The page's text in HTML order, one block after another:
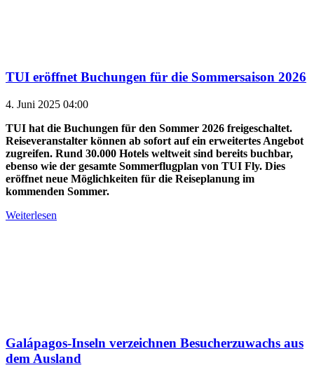
TUI eröffnet Buchungen für die Sommersaison 2026
4. Juni 2025 04:00
TUI hat die Buchungen für den Sommer 2026 freigeschaltet.
Reiseveranstalter können ab sofort auf ein erweitertes Angebot
zugreifen. Rund 30.000 Hotels weltweit sind bereits buchbar,
ebenso wie der gesamte Sommerflugplan von TUI Fly. Dies
eröffnet neue Möglichkeiten für die Reiseplanung im
kommenden Sommer.
Weiterlesen
Galápagos-Inseln verzeichnen Besucherzuwachs aus
dem Ausland